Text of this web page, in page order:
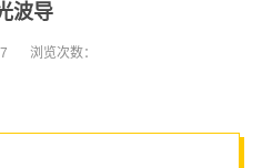
波导
浏览次数：